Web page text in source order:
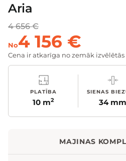
Aria
4 656 €
No4 156 €
Cena ir atkarīga no zemāk
PLATĪBA
10 m2
SIENAS
34 mm
MAJINAS